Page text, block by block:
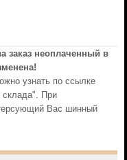
заказ неоплаченный в
узнать по ссылке
склада". При
Вас шинный